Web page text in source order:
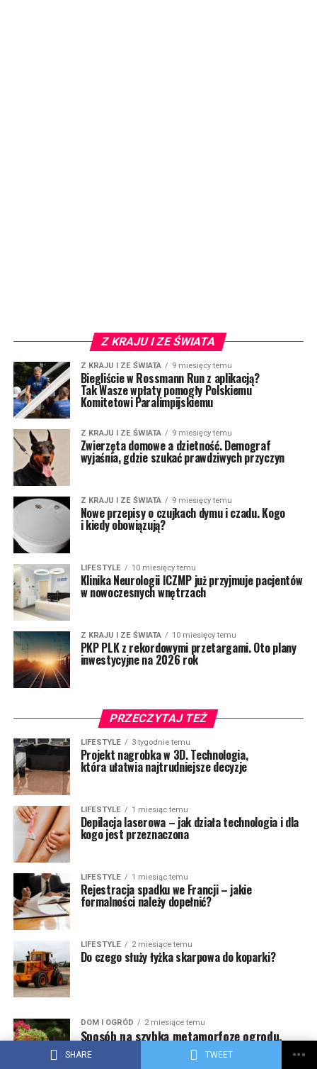
SHARE TWEET
Z KRAJU I ZE ŚWIATA
Z KRAJU I ZE ŚWIATA 9 miesięcy temu
Biegliście w Rossmann Run z aplikacją?
Tak Wasze wpłaty pomogły Polskiemu
Komitetowi Paralimpijskiemu
Z KRAJU I ZE ŚWIATA 9 miesięcy temu
Zwierzęta domowe a dzietność. Demograf
wyjaśnia, gdzie szukać prawdziwych przyczyn
Z KRAJU I ZE ŚWIATA 9 miesięcy temu
Nowe przepisy o czujkach dymu i czadu. Kogo
i kiedy obowiązują?
LIFESTYLE 10 miesięcy temu
Klinika Neurologii ICZMP już przyjmuje pacjentów
w nowoczesnych wnętrzach
Z KRAJU I ZE ŚWIATA 10 miesięcy temu
PKP PLK z rekordowymi przetargami. Oto plany
inwestycyjne na 2026 rok
PRZECZYTAJ TEŻ
LIFESTYLE 3 tygodnie temu
Projekt nagrobka w 3D. Technologia,
która ułatwia najtrudniejsze decyzje
LIFESTYLE 1 miesiąc temu
Depilacja laserowa – jak działa technologia i dla
kogo jest przeznaczona
LIFESTYLE 1 miesiąc temu
Rejestracja spadku we Francji – jakie
formalności należy dopełnić?
LIFESTYLE 2 miesiące temu
Do czego służy łyżka skarpowa do koparki?
DOM I OGRÓD 2 miesiące temu
Sposób na szybką metamorfozę ogrodu.
Bez dużych wydatków